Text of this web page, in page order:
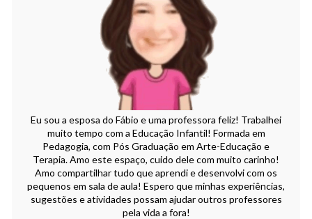
Eu sou a esposa do Fábio e uma professora feliz! Trabalhei
muito tempo com a Educação Infantil! Formada em
Pedagogia, com Pós Graduação em Arte-Educação e
Terapia. Amo este espaço, cuido dele com muito carinho!
Amo compartilhar tudo que aprendi e desenvolvi com os
pequenos em sala de aula! Espero que minhas experiências,
sugestões e atividades possam ajudar outros professores
pela vida a fora!